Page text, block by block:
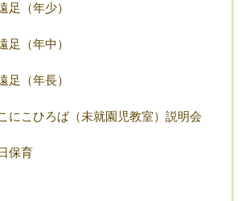
足（年少）
足（年中）
足（年長）
にこひろば（未就園児教室）説明会
保育